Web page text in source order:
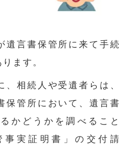
遺言書保管所に来て手続
ます。
、相続人や受遺者らは、
保管所において、遺言書
かどうかを調べること
事実証明書」の交付請